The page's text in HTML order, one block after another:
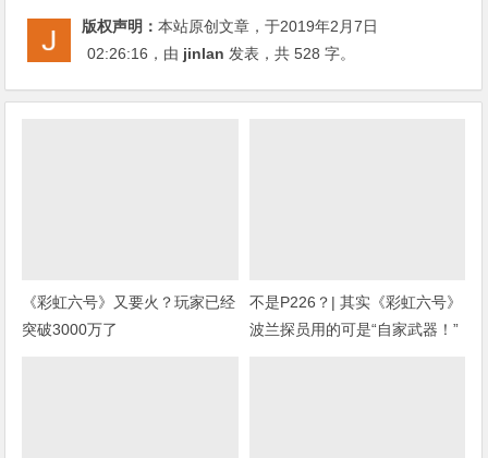
版权声明：本站原创文章，于2019年2月7日
02:26:16 ，由 jinlan 发表，共 528 字。
《彩虹六号》又要火？玩家已经
突破3000万了
不是P226？| 其实《彩虹六号》
波兰探员用的可是“自家武器！”